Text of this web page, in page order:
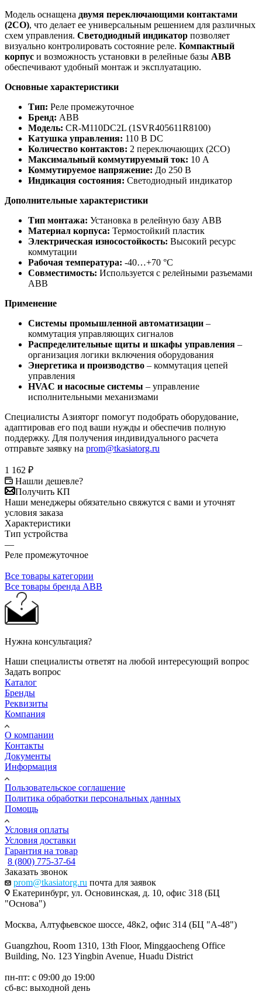
Модель оснащена двумя переключающими контактами
(2CO), что делает ее универсальным решением для различных
схем управления. Светодиодный индикатор позволяет
визуально контролировать состояние реле. Компактный
корпус и возможность установки в релейные базы ABB
обеспечивают удобный монтаж и эксплуатацию.
Основные характеристики
Тип: Реле промежуточное
Бренд: ABB
Модель: CR-M110DC2L (1SVR405611R8100)
Катушка управления: 110 В DC
Количество контактов: 2 переключающих (2CO)
Максимальный коммутируемый ток: 10 А
Коммутируемое напряжение: До 250 В
Индикация состояния: Светодиодный индикатор
Дополнительные характеристики
Тип монтажа: Установка в релейную базу ABB
Материал корпуса: Термостойкий пластик
Электрическая износостойкость: Высокий ресурс
коммутации
Рабочая температура: -40…+70 °C
Совместимость: Используется с релейными разъемами
ABB
Применение
Системы промышленной автоматизации –
коммутация управляющих сигналов
Распределительные щиты и шкафы управления –
организация логики включения оборудования
Энергетика и производство – коммутация цепей
управления
HVAC и насосные системы – управление
исполнительными механизмами
Специалисты Азияторг помогут подобрать оборудование,
адаптировав его под ваши нужды и обеспечив полную
поддержку. Для получения индивидуального расчета
отправьте заявку на prom@tkasiatorg.ru
1 162 ₽
Нашли дешевле?
Получить КП
Наши менеджеры обязательно свяжутся с вами и уточнят
условия заказа
Характеристики
Тип устройства
—
Реле промежуточное
Все товары категории
Все товары бренда ABB
Нужна консультация?
Наши специалисты ответят на любой интересующий вопрос
Задать вопрос
Каталог
Бренды
Реквизиты
Компания
О компании
Контакты
Документы
Информация
Пользовательское соглашение
Политика обработки персональных данных
Помощь
Условия оплаты
Условия доставки
Гарантия на товар
8 (800) 775-37-64
Заказать звонок
prom@tkasiatorg.ru почта для заявок
Екатеринбург, ул. Основинская, д. 10, офис 318 (БЦ
"Основа")
Москва, Алтуфьевское шоссе, 48к2, офис 314 (БЦ "А-48")
Guangzhou, Room 1310, 13th Floor, Minggaocheng Office
Building, No. 123 Yingbin Avenue, Huadu District
пн-пт: с 09:00 до 19:00
сб-вс: выходной день